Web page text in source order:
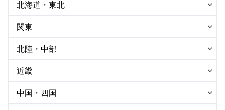
北海道・東北
関東
北陸・中部
近畿
中国・四国